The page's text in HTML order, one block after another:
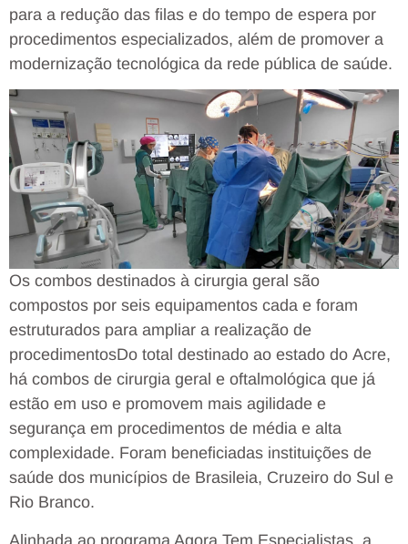
para a redução das filas e do tempo de espera por
procedimentos especializados, além de promover a
modernização tecnológica da rede pública de saúde.
Os combos destinados à cirurgia geral são
compostos por seis equipamentos cada e foram
estruturados para ampliar a realização de
procedimentosDo total destinado ao estado do Acre,
há combos de cirurgia geral e oftalmológica que já
estão em uso e promovem mais agilidade e
segurança em procedimentos de média e alta
complexidade. Foram beneficiadas instituições de
saúde dos municípios de Brasileia, Cruzeiro do Sul e
Rio Branco.
Alinhada ao programa Agora Tem Especialistas, a